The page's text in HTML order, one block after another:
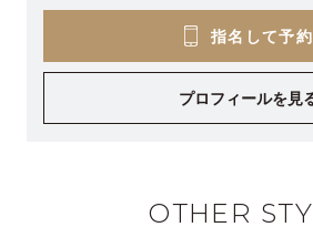
指名して予約
プロフィールを見
OTHER